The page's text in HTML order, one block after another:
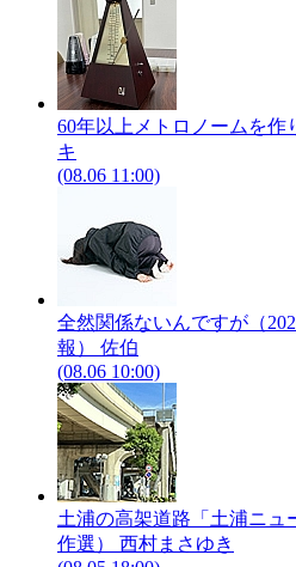
60年以上メトロノームを作
キ
(08.06 11:00)
全然関係ないんですが（
報） 佐伯
(08.06 10:00)
土浦の高架道路「土浦ニュ
作選） 西村まさゆき